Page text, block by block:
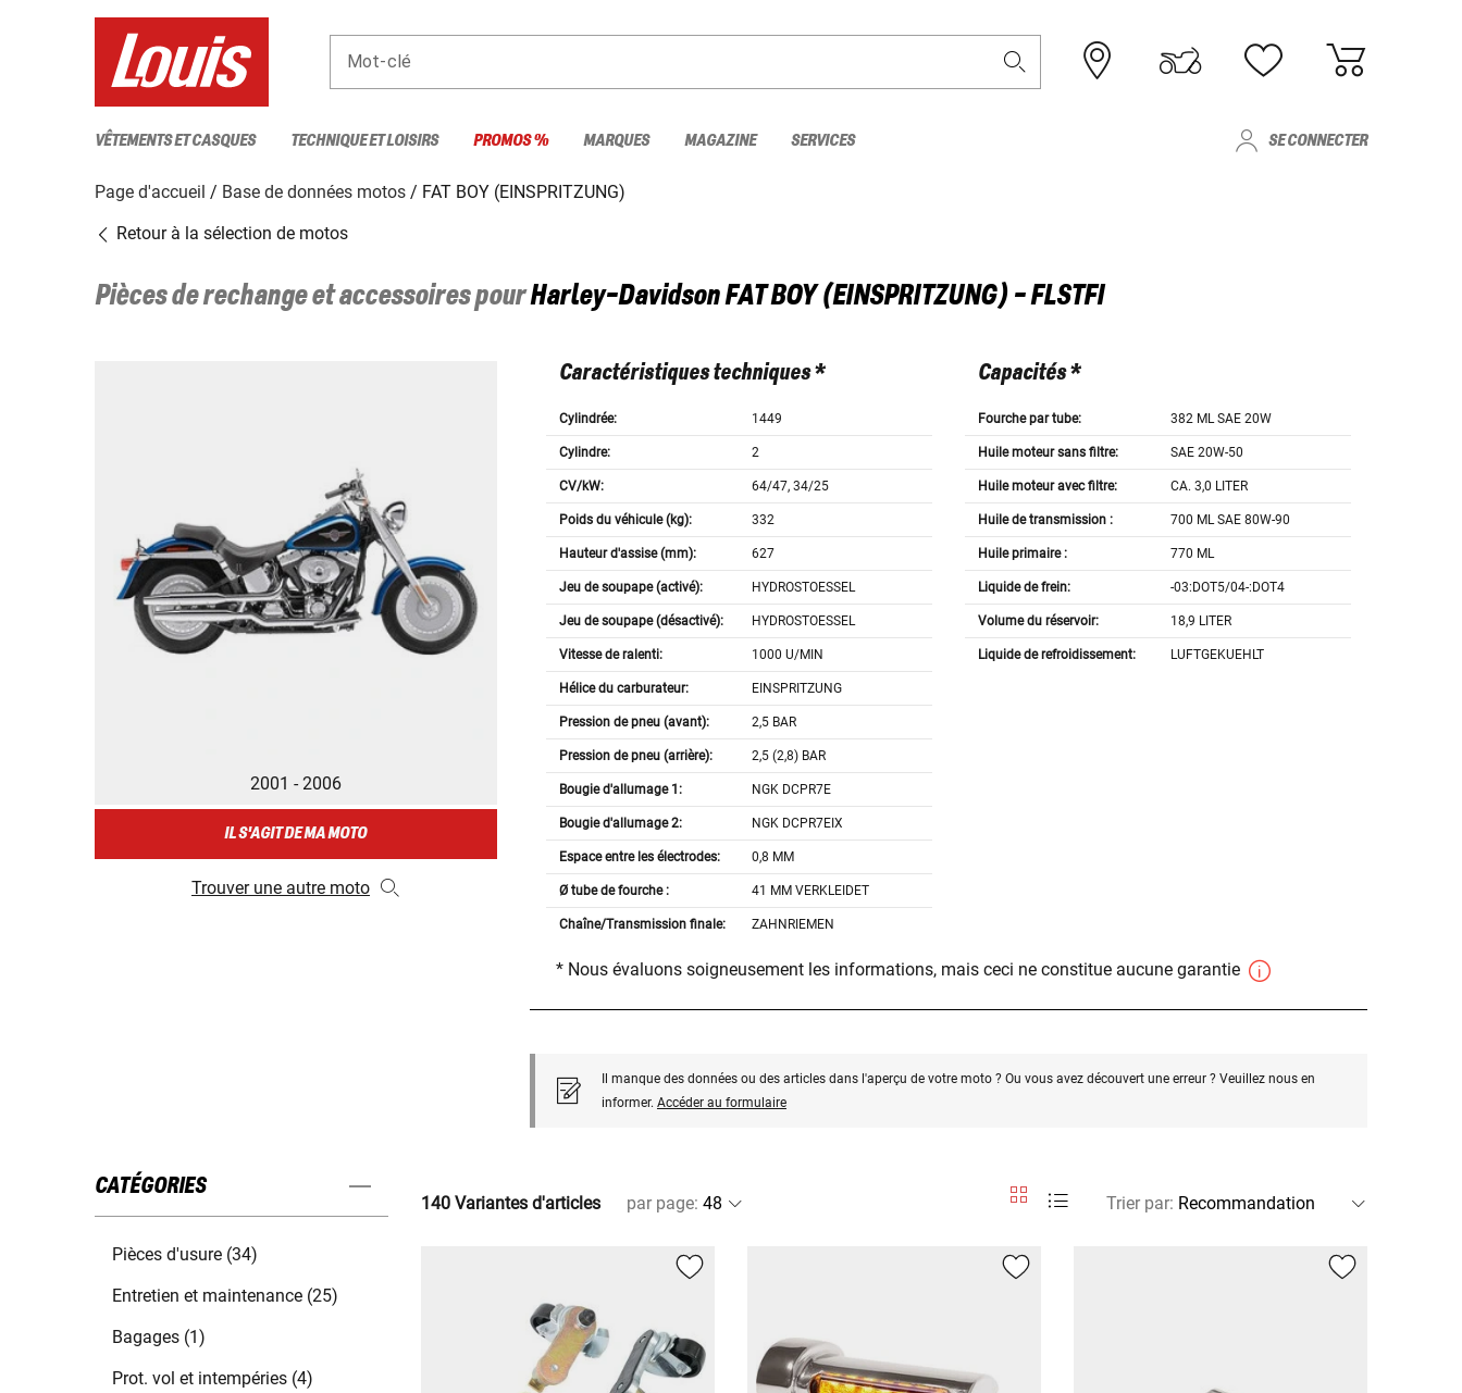
Mot-clé
VÊTEMENTS ET CASQUES TECHNIQUE ET LOISIRS PROMOS % MARQUES MAGAZINE SERVICES SE CONNECTER
Page d'accueil Base de données motos
FAT BOY (EINSPRITZUNG)
Retour à la sélection de motos
Pièces de rechange et accessoires pourHarley-DavidsonFAT BOY (EINSPRITZUNG) - FLSTFI
2001 - 2006
IL S'AGIT DE MA MOTO
Trouver une autre moto
Caractéristiques techniques *
Cylindrée: 1449
Cylindre: 2
CV/kW: 64/47, 34/25
Poids du véhicule (kg): 332
Hauteur d'assise (mm): 627
Jeu de soupape (activé): HYDROSTOESSEL
Jeu de soupape (désactivé): HYDROSTOESSEL
Vitesse de ralenti: 1000 U/MIN
Hélice du carburateur: EINSPRITZUNG
Pression de pneu (avant): 2,5 BAR
Pression de pneu (arrière): 2,5 (2,8) BAR
Bougie d'allumage 1: NGK DCPR7E
Bougie d'allumage 2: NGK DCPR7EIX
Espace entre les électrodes: 0,8 MM
Ø tube de fourche : 41 MM VERKLEIDET
Chaîne/Transmission finale: ZAHNRIEMEN
Capacités *
Fourche par tube: 382 ML SAE 20W
Huile moteur sans filtre: SAE 20W-50
Huile moteur avec filtre: CA. 3,0 LITER
Huile de transmission : 700 ML SAE 80W-90
Huile primaire : 770 ML
Liquide de frein: -03:DOT5/04-:DOT4
Volume du réservoir: 18,9 LITER
Liquide de refroidissement: LUFTGEKUEHLT
* Nous évaluons soigneusement les informations, mais ceci ne constitue aucune garantie
Il manque des données ou des articles dans l'aperçu de votre moto ? Ou vous avez découvert une erreur ? Veuillez nous en
informer. Accéder au formulaire
CATÉGORIES
Pièces d'usure (34)
Entretien et maintenance (25)
Bagages (1)
Prot. vol et intempéries (4)
140 Variantes d'articles par page: Trier par: